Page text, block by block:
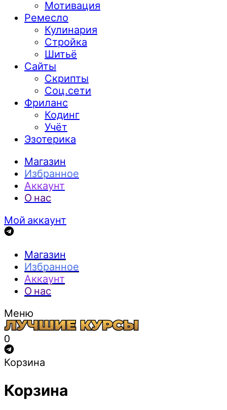
Мотивация
Ремесло
Кулинария
Стройка
Шитьё
Сайты
Скрипты
Соц.сети
Фриланс
Кодинг
Учёт
Эзотерика
Магазин
Избранное
Аккаунт
О нас
Мой аккаунт
Магазин
Избранное
Аккаунт
О нас
Меню
0
Корзина
Корзина